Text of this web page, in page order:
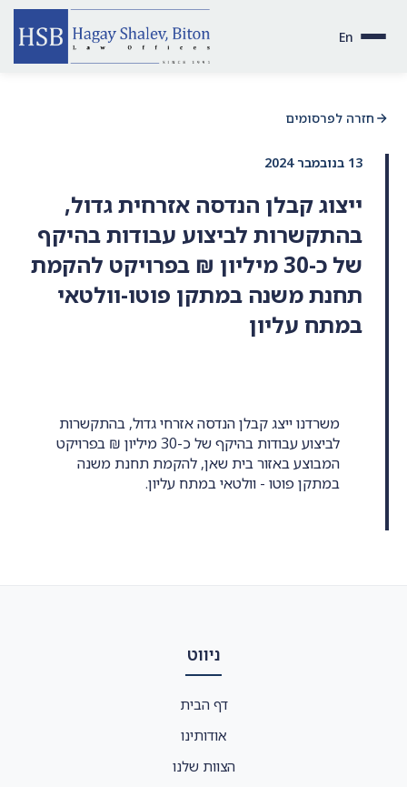
En
חזרה לפרסומים
13 בנובמבר 2024
ייצוג קבלן הנדסה אזרחית גדול,
בהתקשרות לביצוע עבודות בהיקף
של כ-30 מיליון ₪ בפרויקט להקמת
תחנת משנה במתקן פוטו-וולטאי
במתח עליון
משרדנו ייצג קבלן הנדסה אזרחי גדול, בהתקשרות
לביצוע עבודות בהיקף של כ-30 מיליון ₪ בפרויקט
המבוצע באזור בית שאן, להקמת תחנת משנה
במתקן פוטו - וולטאי במתח עליון.
ניווט
דף הבית
אודותינו
הצוות שלנו